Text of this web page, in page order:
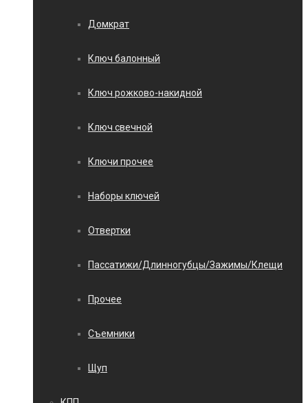
Домкрат
Ключ балонный
Ключ рожково-накидной
Ключ свечной
Ключи прочее
Наборы ключей
Отвертки
Пассатижи/Длинногубцы/Зажимы/Клещи
Прочее
Съемники
Щуп